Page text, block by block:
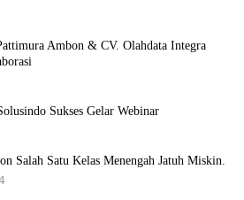
Ambon & CV. Olahdata Integra
Sukses Gelar Webinar
Salah Satu Kelas Menengah Jatuh Miskin.